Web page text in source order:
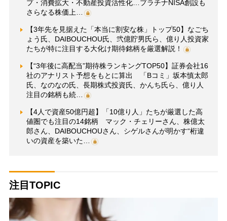
プ・消費拡大・不動産投資活性化…プラチナNISA創設も
さらなる株価上…
【3年先を見据えた「本当に割安な株」トップ50】なごち
ょう氏、DAIBOUCHOU氏、弐億貯男氏ら、億り人投資家
たちが特に注目する大化け期待銘柄を厳選解説！
【“3年後に高配当”期待株ランキングTOP50】証券会社16
社のアナリスト予想をもとに算出 「Bコミ」坂本慎太郎
氏、なのなの氏、長期株式投資氏、かんち氏ら、億り人
注目の銘柄も続…
【4人で資産50億円超】「10億り人」たちが厳選した高
値圏でも注目の14銘柄 マック・チェリーさん、株億太
郎さん、DAIBOUCHOUさん、シゲルさんが明かす“桁違
いの資産を築いた…
注目TOPIC